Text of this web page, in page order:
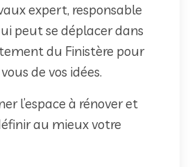
expert, responsable
peut se déplacer dans
du Finistère pour
de vos idées.
l’espace à rénover et
au mieux votre